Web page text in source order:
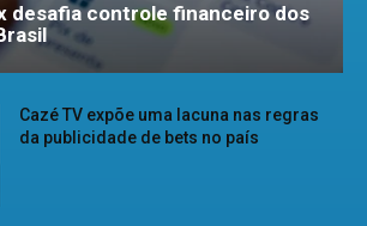
desafia controle financeiro dos
Cazé TV expõe uma lacuna nas regras
da publicidade de bets no país